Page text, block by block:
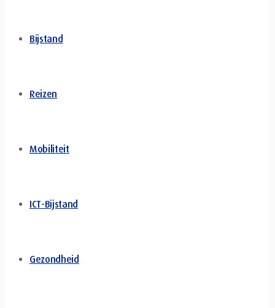
Bijstand
Reizen
Mobiliteit
ICT-Bijstand
Gezondheid